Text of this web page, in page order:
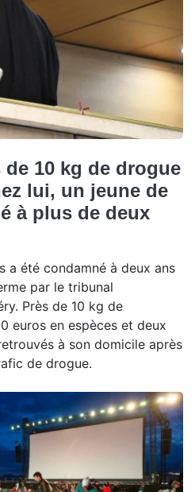
10 kg de drogue
lui, un jeune de
à plus de deux
a été condamné à deux ans
par le tribunal
Près de 10 kg de
euros en espèces et deux
à son domicile après
de drogue.